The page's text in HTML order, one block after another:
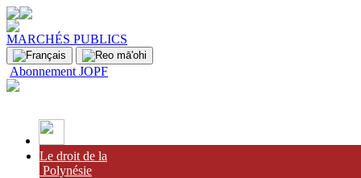
MARCHÉS PUBLICS
Abonnement JOPF
Le droit de la
Polynésie